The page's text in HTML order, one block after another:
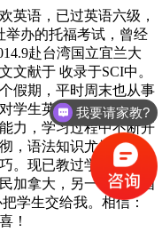
英语，已过英语六级，
举办的托福考试，曾经
赴台湾国立宜兰大
文献于 收录于SCI中。
假期，平时周末也从事
学生英语兴趣的培养，
力，学习过程中不断开
，语法知识尤为牢固，
。现已教过学生20余
加拿大，另一名去美国
学生交给我。相信：
！
我要请家教?